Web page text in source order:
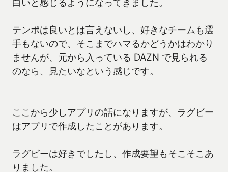
テンポは良いとは言えないし、好きなチームも選
手もないので、そこまでハマるかどうかはわかり
ませんが、元から入っている DAZN で見られる
のなら、見たいなという感じです。
ここから少しアプリの話になりますが、ラグビー
はアプリで作成したことがあります。
ラグビーは好きでしたし、作成要望もそこそこあ
りました。